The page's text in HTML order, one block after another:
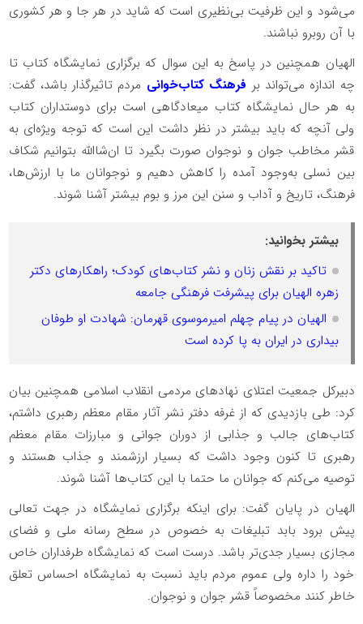
می‌شود و این ظرفیت بی‌نظیری است که شاید در هر جا و هر کشوری
با آن روبرو نباشند.
الهیان همچنین در پاسخ به این سوال که برگزاری نمایشگاه کتاب تا
چه اندازه می‌تواند بر فرهنگ کتاب‌خوانی مردم تاثیرگذار باشد، گفت:
به هر حال نمایشگاه کتاب میعادگاهی است برای دوستداران کتاب
ولی آنچه که باید بیشتر در نظر داشت این است که توجه ویژه‌ای به
قشر مخاطب جوان و نوجوان صورت بگیرد تا ان‌شاالله بتوانیم شکاف
بین نسلی به‌وجود آمده را کاهش دهیم و نوجوانان ما با ارزش‌ها،
فرهنگ، تاریخ و آداب و سنن این مرز و بوم بیشتر آشنا شوند.
بیشتر بخوانید:
تاکید بر نقش زنان و نشر کتاب‌های کودک؛ راهکارهای دکتر
زهره الهیان برای پیشرفت فرهنگی جامعه
الهیان در پیام چهلم امیرموسوی قهرمان: شهادت او طوفان
بیداری در ایران به پا کرده است
دبیرکل جمعیت اعتلای نهادهای مردمی انقلاب اسلامی همچنین بیان
کرد: طی بازدیدی که از غرفه دفتر نشر آثار مقام معظم رهبری داشتم،
کتاب‌های جالب و جذابی از دوران جوانی و مبارزات مقام معظم
رهبری تا کنون وجود داشت که بسیار ارزشمند و جذاب هستند و
توصیه می‌کنم که جوانان ما حتما با این کتاب‌ها آشنا شوند.
الهیان در پایان گفت: برای اینکه برگزاری نمایشگاه در جهت تعالی
پیش برود بابد تبلیغات به خصوص در سطح رسانه ملی و فضای
مجازی بسیار جدی‌تر باشد. درست است که نمایشگاه طرفداران خاص
خود را داره ولی عموم مردم باید نسبت به نمایشگاه احساس تعلق
خاطر کنند مخصوصاً قشر جوان و نوجوان.